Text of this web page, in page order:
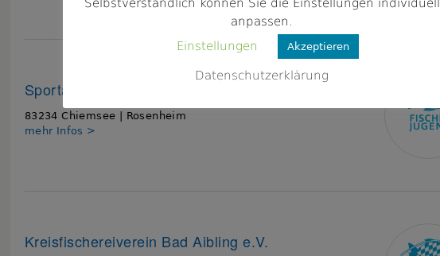
Sportanglerbund Chiemsee e.V.
83234 Chiemsee | Rosenheim
mehr Infos >
Kreisfischereiverein Bad Aibling e.V.
Selbstverständlich können Sie die Einstellungen individuell
anpassen.
Einstellungen
Akzeptieren
Datenschutzerklärung